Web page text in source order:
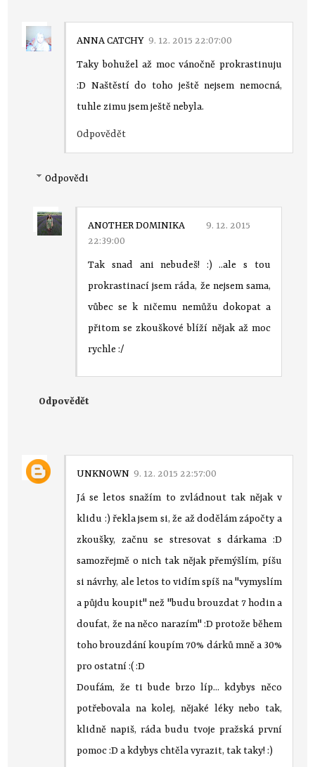
ANNA CATCHY 9. 12. 2015 22:07:00
Taky bohužel až moc vánočně prokrastinuju
:D Naštěstí do toho ještě nejsem nemocná,
tuhle zimu jsem ještě nebyla.
Odpovědět
Odpovědi
ANOTHER DOMINIKA
9. 12. 2015
22:39:00
Tak snad ani nebudeš! :) ..ale s tou
prokrastinací jsem ráda, že nejsem sama,
vůbec se k ničemu nemůžu dokopat a
přitom se zkouškové blíží nějak až moc
rychle :/
Odpovědět
UNKNOWN 9. 12. 2015 22:57:00
Já se letos snažím to zvládnout tak nějak v
klidu :) řekla jsem si, že až dodělám zápočty a
zkoušky, začnu se stresovat s dárkama :D
samozřejmě o nich tak nějak přemýšlím, píšu
si návrhy, ale letos to vidím spíš na "vymyslím
a půjdu koupit" než "budu brouzdat 7 hodin a
doufat, že na něco narazím" :D protože během
toho brouzdání koupím 70% dárků mně a 30%
pro ostatní :( :D
Doufám, že ti bude brzo líp... kdybys něco
potřebovala na kolej, nějaké léky nebo tak,
klidně napiš, ráda budu tvoje pražská první
pomoc :D a kdybys chtěla vyrazit, tak taky! :)